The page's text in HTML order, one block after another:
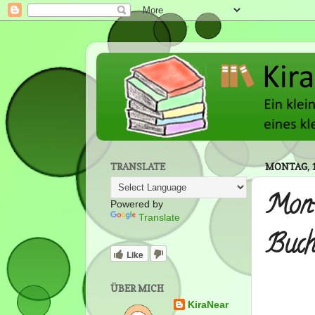
MONTAG,
TRANSLATE
Powered by
Translate
Like
ÜBER MICH
KiraNear